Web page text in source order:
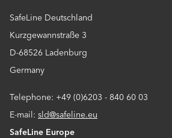
SafeLine Deutschland
Kurzgewannstraße 3
D-68526 Ladenburg
Germany
Telephone: +49 (0)6203 - 840 60 03
E-mail: sld@safeline.eu
SafeLine Europe